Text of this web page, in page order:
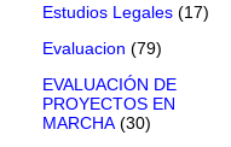
Estudios Legales (17)
Evaluacion (79)
EVALUACIÓN DE
PROYECTOS EN
MARCHA (30)